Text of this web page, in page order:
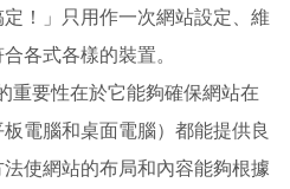
定！」只用作一次網站設定、維
各式各樣的裝置。
重要性在於它能夠確保網站在
電腦和桌面電腦）都能提供良
使網站的布局和內容能夠根據